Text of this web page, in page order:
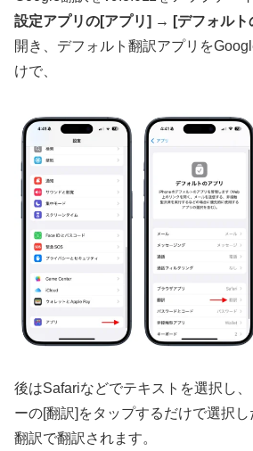
設定アプリの[アプリ] → [デフォル
開き、デフォルト翻訳アプリを
けで、
後はSafariなどでテキストを選択し
ーの[翻訳]をタップするだけで選択
翻訳で翻訳されます。